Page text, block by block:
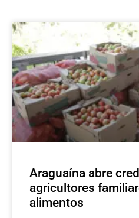
Araguaína abre
agricultores
alimentos